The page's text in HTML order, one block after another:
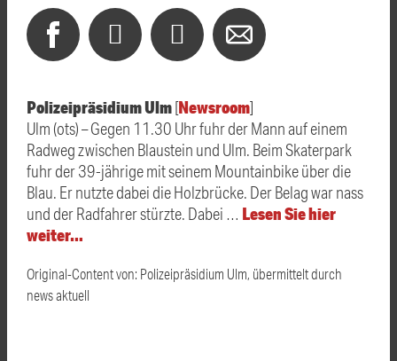
Polizeipräsidium Ulm[Newsroom]
Ulm (ots) – Gegen 11.30 Uhr fuhr der Mann auf einem
Radweg zwischen Blaustein und Ulm. Beim Skaterpark
fuhr der 39-jährige mit seinem Mountainbike über die
Blau. Er nutzte dabei die Holzbrücke. Der Belag war nass
und der Radfahrer stürzte. Dabei … Lesen Sie hier
weiter…
Original-Content von: Polizeipräsidium Ulm, übermittelt durch
news aktuell